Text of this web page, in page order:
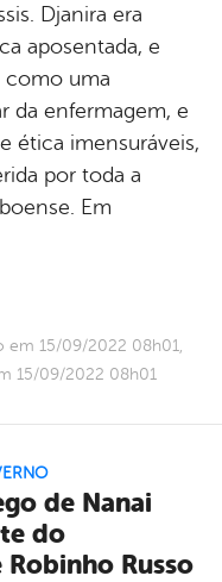
Djanira era
aposentada, e
como uma
da enfermagem, e
ética imensuráveis,
por toda a
Em
em 15/09/2022 08h01,
15/09/2022 08h01
de Nanai
do
Russo